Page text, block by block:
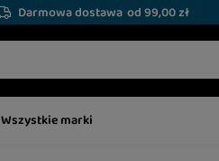
Darmowa dostawa od 99,00 zł
Wszystkie marki